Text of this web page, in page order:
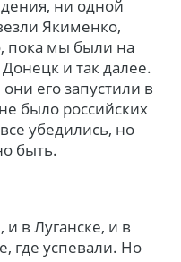
ни одной
Якименко,
пока мы были на
и так далее.
его запустили в
было российских
убедились, но
быть.
в Луганске, и в
где успевали. Но